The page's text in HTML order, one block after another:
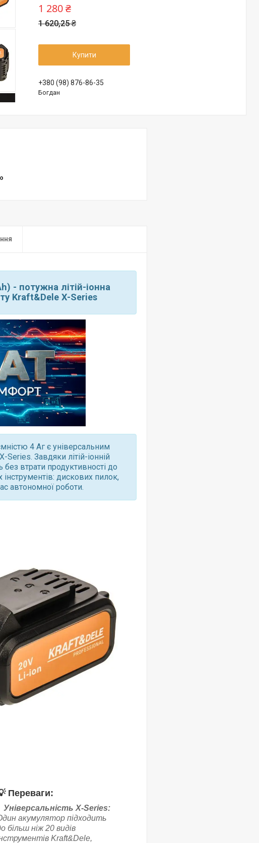
1 620,25 ₴
1 280 ₴
Купити
+380 (98) 876-86-35
Богдан
- потужна літій-іонна
Kraft&Dele X-Series
4 Аг є універсальним
Завдяки літій-іонній
без втрати продуктивності до
дискових пилок,
автономної роботи.
Переваги:
Універсальність X-Series:
акумулятор підходить
більш ніж 20 видів
Kraft&Dele,